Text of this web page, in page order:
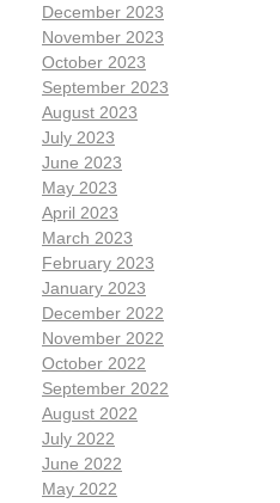
December 2023
November 2023
October 2023
September 2023
August 2023
July 2023
June 2023
May 2023
April 2023
March 2023
February 2023
January 2023
December 2022
November 2022
October 2022
September 2022
August 2022
July 2022
June 2022
May 2022